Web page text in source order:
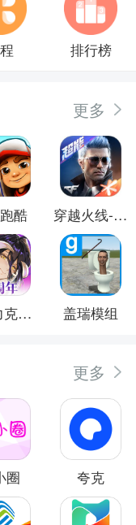
排行榜
更多
酷 穿越火线-枪战王者
纳萨力克之王 盖瑞模组
更多
圈 夸克